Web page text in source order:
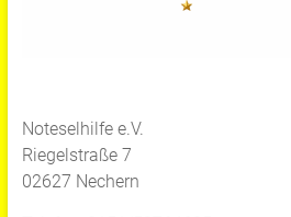
Noteselhilfe e.V.
Riegelstraße 7
02627 Nechern